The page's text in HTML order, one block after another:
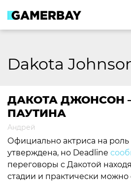
content
Dakota
ДАКОТА ДЖОНСОН
ПАУТИНА
Андрей
Официально актриса на
утверждена, но Deadline
переговоры с Дакотой
стадии и практически можно